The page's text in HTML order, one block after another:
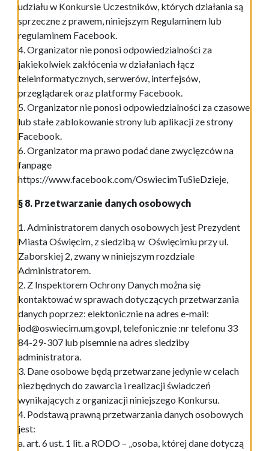
udziału w Konkursie Uczestników, których działania są
sprzeczne z prawem, niniejszym Regulaminem lub
regulaminem Facebook.
4. Organizator nie ponosi odpowiedzialności za
jakiekolwiek zakłócenia w działaniach łącz
teleinformatycznych, serwerów, interfejsów,
przeglądarek oraz platformy Facebook.
5. Organizator nie ponosi odpowiedzialności za czasowe
lub stałe zablokowanie strony lub aplikacji ze strony
Facebook.
6. Organizator ma prawo podać dane zwycięzców na
fanpage
https://www.facebook.com/OswiecimTuSieDzieje,
§ 8. Przetwarzanie danych osobowych
1. Administratorem danych osobowych jest Prezydent
Miasta Oświęcim, z siedzibą w Oświęcimiu przy ul.
Zaborskiej 2, zwany w niniejszym rozdziale
Administratorem.
2. Z Inspektorem Ochrony Danych można się
kontaktować w sprawach dotyczących przetwarzania
danych poprzez: elektonicznie na adres e-mail:
iod@oswiecim.um.gov.pl, telefonicznie :nr telefonu 33
84-29-307 lub pisemnie na adres siedziby
administratora.
3. Dane osobowe będą przetwarzane jedynie w celach
niezbędnych do zawarcia i realizacji świadczeń
wynikających z organizacji niniejszego Konkursu.
4. Podstawą prawną przetwarzania danych osobowych
jest:
a. art. 6 ust. 1 lit. a RODO – „osoba, której dane dotyczą